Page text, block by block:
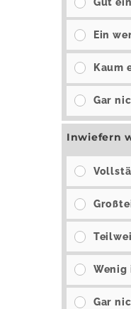
Ein
Kaum
Gar
Inwiefern
Gar